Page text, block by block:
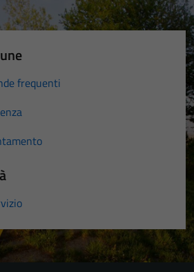
frequenti